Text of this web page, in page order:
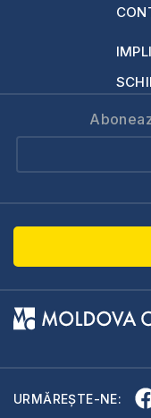
URMĂREȘTE-NE: